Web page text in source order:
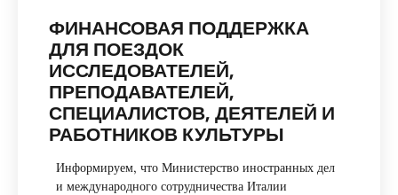
ФИНАНСОВАЯ ПОДДЕРЖКА
ДЛЯ ПОЕЗДОК
ИССЛЕДОВАТЕЛЕЙ,
ПРЕПОДАВАТЕЛЕЙ,
СПЕЦИАЛИСТОВ, ДЕЯТЕЛЕЙ И
РАБОТНИКОВ КУЛЬТУРЫ
Информируем, что Министерство иностранных дел
и международного сотрудничества Италии